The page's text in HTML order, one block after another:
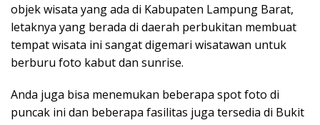
objek wisata yang ada di Kabupaten Lampung Barat,
letaknya yang berada di daerah perbukitan membuat
tempat wisata ini sangat digemari wisatawan untuk
berburu foto kabut dan sunrise.
Anda juga bisa menemukan beberapa spot foto di
puncak ini dan beberapa fasilitas juga tersedia di Bukit